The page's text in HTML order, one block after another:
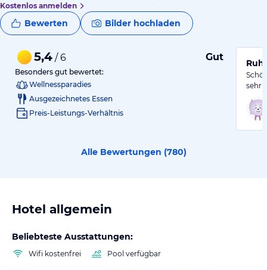
Kostenlos anmelden
Bewerten Bilder hochladen
5,4 / 6 Gut
Besonders gut bewertet:
Wellnessparadies
Ausgezeichnetes Essen
Preis-Leistungs-Verhältnis
sehr
Alle Bewertungen (780)
Hotel allgemein
Beliebteste Ausstattungen:
Wifi kostenfrei Pool verfügbar